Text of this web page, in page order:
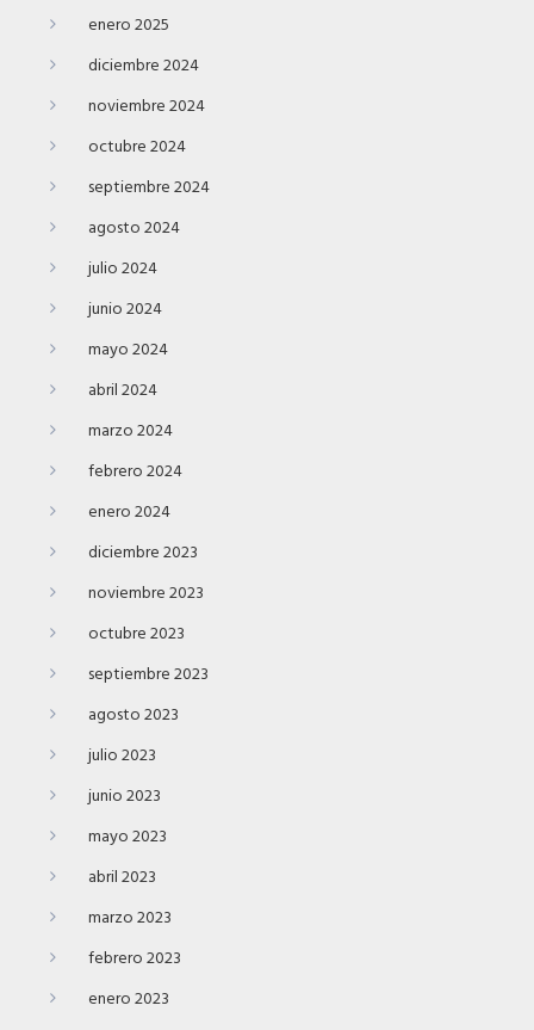
enero 2025
diciembre 2024
noviembre 2024
octubre 2024
septiembre 2024
agosto 2024
julio 2024
junio 2024
mayo 2024
abril 2024
marzo 2024
febrero 2024
enero 2024
diciembre 2023
noviembre 2023
octubre 2023
septiembre 2023
agosto 2023
julio 2023
junio 2023
mayo 2023
abril 2023
marzo 2023
febrero 2023
enero 2023